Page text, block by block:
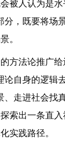
被人认为是
分，既要将场
。
法论推广给
自身的逻辑
、走进社会找
索出一条直
实践路径。